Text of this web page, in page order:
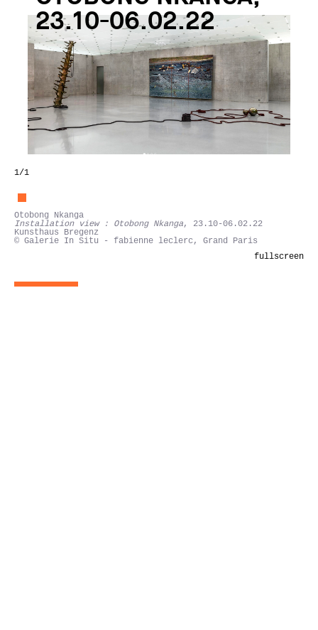
23.10-06.02.22
1/1
Otobong Nkanga
Installation view : Otobong Nkanga, 23.10-06.02.22
Kunsthaus Bregenz
© Galerie In Situ - fabienne leclerc, Grand Paris
fullscreen